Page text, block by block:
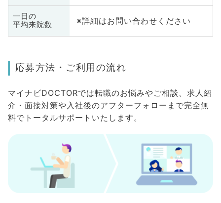
一日の
平均来院数
※詳細はお問い合わせください
応募方法・ご利用の流れ
マイナビDOCTORでは転職のお悩みやご相談、求人紹
介・面接対策や入社後のアフターフォローまで完全無
料でトータルサポートいたします。